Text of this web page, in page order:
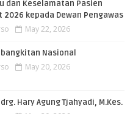
dan Keselamatan Pasien
2026 kepada Dewan Pengawas
May 22, 2026
Nasional
May 20, 2026
Hary Agung Tjahyadi, M.Kes.